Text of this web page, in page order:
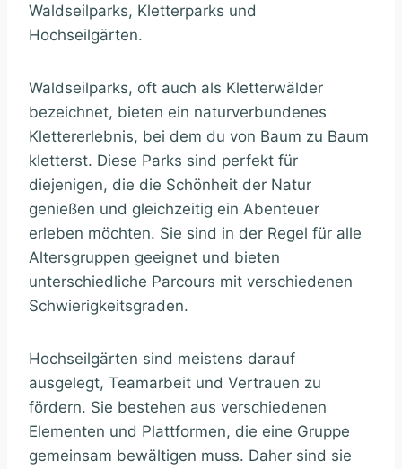
Waldseilparks, Kletterparks und
Hochseilgärten.
Waldseilparks, oft auch als Kletterwälder
bezeichnet, bieten ein naturverbundenes
Klettererlebnis, bei dem du von Baum zu Baum
kletterst. Diese Parks sind perfekt für
diejenigen, die die Schönheit der Natur
genießen und gleichzeitig ein Abenteuer
erleben möchten. Sie sind in der Regel für alle
Altersgruppen geeignet und bieten
unterschiedliche Parcours mit verschiedenen
Schwierigkeitsgraden.
Hochseilgärten sind meistens darauf
ausgelegt, Teamarbeit und Vertrauen zu
fördern. Sie bestehen aus verschiedenen
Elementen und Plattformen, die eine Gruppe
gemeinsam bewältigen muss. Daher sind sie